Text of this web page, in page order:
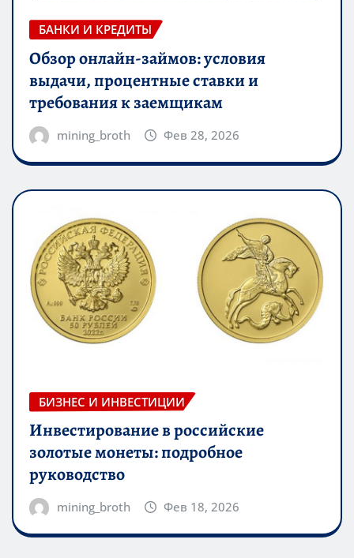
БАНКИ И КРЕДИТЫ
Обзор онлайн-займов: условия
выдачи, процентные ставки и
требования к заемщикам
mining_broth Фев 28, 2026
БИЗНЕС И ИНВЕСТИЦИИ
Инвестирование в российские
золотые монеты: подробное
руководство
mining_broth Фев 18, 2026